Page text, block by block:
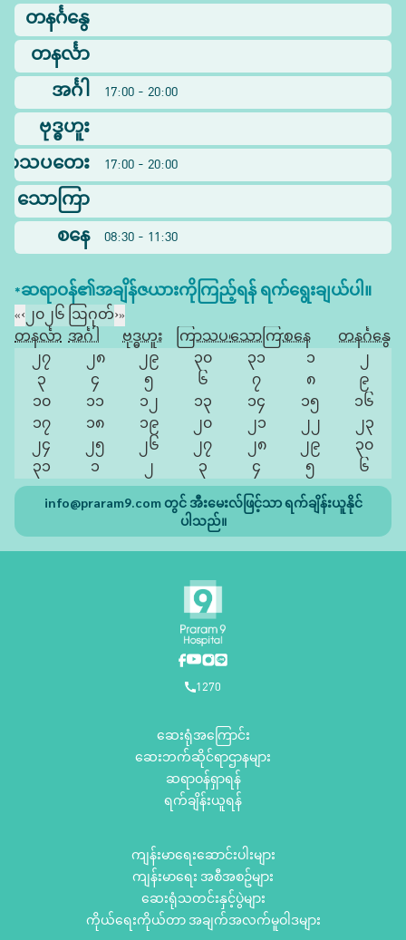
တနင်္ဂနွေ
တနင်္လာ
အင်္ဂါ
17:00 - 20:00
ဗုဒ္ဓဟူး
ာသပတေး
17:00 - 20:00
သောကြာ
စနေ
08:30 - 11:30
*ဆရာဝန်၏အချိန်ဇယားကိုကြည့်ရန် ရက်ရွေးချယ်ပါ။
«‹ ၂၀၂၆ ဩဂုတ်›»
တနင်္လာ အင်္ဂါ ဗုဒ္ဓဟူး ကြာသပတေးသောကြာစနေ
တနင်္ဂနွေ
၂၇
၂၈ ၂၉ ၃၀ ၃၁ ၁
၂
၃
၄ ၅ ၆ ၇ ၈
၉
၁၀
၁၁ ၁၂ ၁၃ ၁၄ ၁၅
၁၆
၁၇
၁၈ ၁၉ ၂၀ ၂၁ ၂၂
၂၃
၂၄
၂၅ ၂၆ ၂၇ ၂၈ ၂၉
၃၀
၃၁
၁ ၂ ၃ ၄ ၅ ၆
info@praram9.comတွင် အီးမေးလ်ဖြင့်သာ ရက်ချိန်းယူနိုင်
ပါသည်။
1270
ဆေးရုံအကြောင်း
ဆေးဘက်ဆိုင်ရာဌာနများ
ဆရာဝန်ရှာရန်
ရက်ချိန်းယူရန်
ကျန်းမာရေးဆောင်းပါးများ
ကျန်းမာရေး အစီအစဥ်များ
ဆေးရုံသတင်းနှင့်ပွဲများ
ကိုယ်ရေးကိုယ်တာ အချက်အလက်မူဝါဒများ